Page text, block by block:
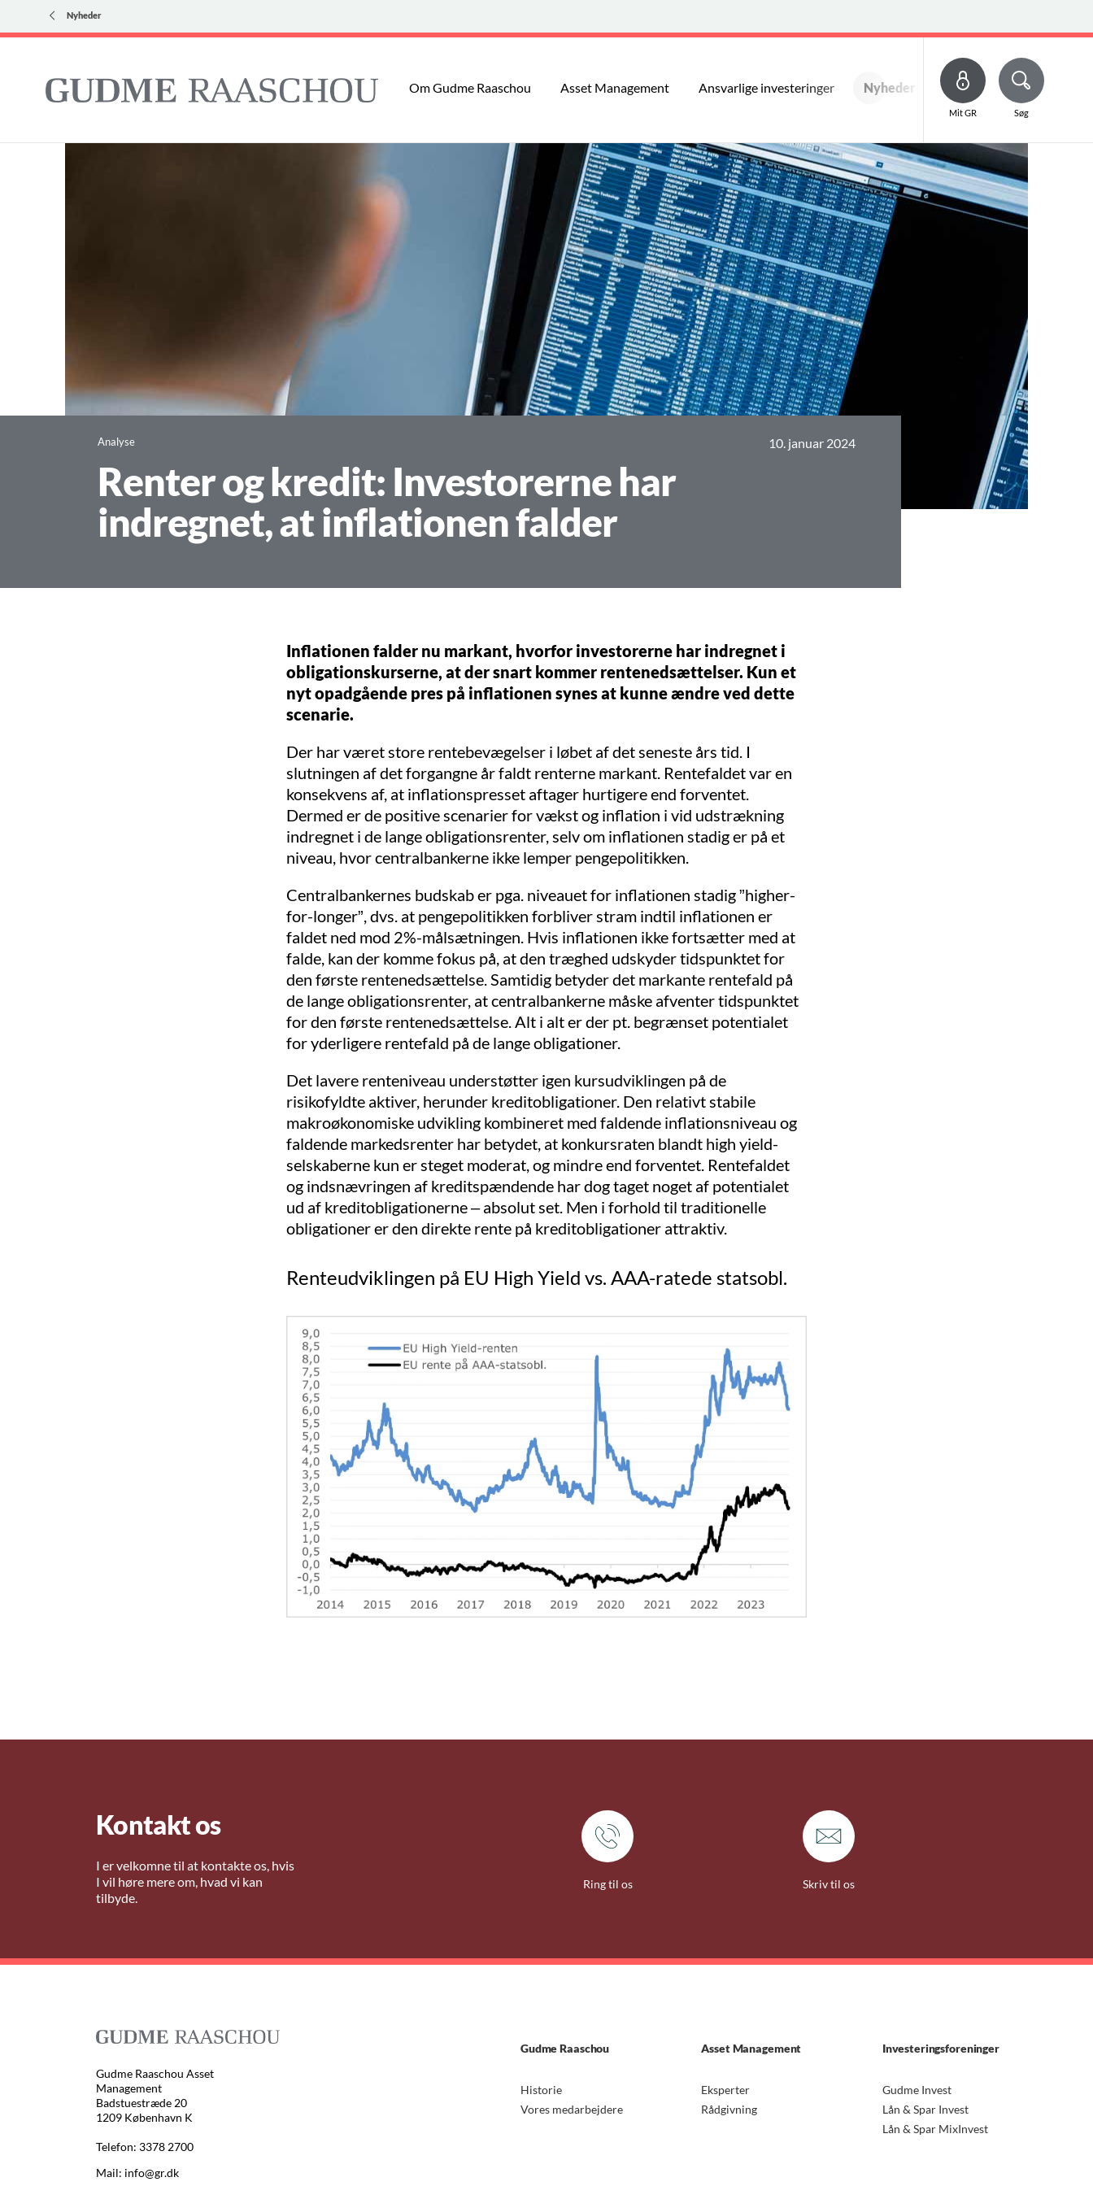
Nyheder
Om Gudme Raaschou Asset Management Ansvarlige investeringer Nyheder Kontakt os
Mit GR Søg
Analyse
Renter og kredit: Investorerne har
indregnet, at inflationen falder
10. januar 2024
Inflationen falder nu markant, hvorfor investorerne har indregnet i
obligationskurserne, at der snart kommer rentenedsættelser. Kun et
nyt opadgående pres på inflationen synes at kunne ændre ved dette
scenarie.
Der har været store rentebevægelser i løbet af det seneste års tid. I
slutningen af det forgangne år faldt renterne markant. Rentefaldet var en
konsekvens af, at inflationspresset aftager hurtigere end forventet.
Dermed er de positive scenarier for vækst og inflation i vid udstrækning
indregnet i de lange obligationsrenter, selv om inflationen stadig er på et
niveau, hvor centralbankerne ikke lemper pengepolitikken.
Centralbankernes budskab er pga. niveauet for inflationen stadig ”higher-
for-longer”, dvs. at pengepolitikken forbliver stram indtil inflationen er
faldet ned mod 2%-målsætningen. Hvis inflationen ikke fortsætter med at
falde, kan der komme fokus på, at den træghed udskyder tidspunktet for
den første rentenedsættelse. Samtidig betyder det markante rentefald på
de lange obligationsrenter, at centralbankerne måske afventer tidspunktet
for den første rentenedsættelse. Alt i alt er der pt. begrænset potentialet
for yderligere rentefald på de lange obligationer.
Det lavere renteniveau understøtter igen kursudviklingen på de
risikofyldte aktiver, herunder kreditobligationer. Den relativt stabile
makroøkonomiske udvikling kombineret med faldende inflationsniveau og
faldende markedsrenter har betydet, at konkursraten blandt high yield-
selskaberne kun er steget moderat, og mindre end forventet. Rentefaldet
og indsnævringen af kreditspændende har dog taget noget af potentialet
ud af kreditobligationerne – absolut set. Men i forhold til traditionelle
obligationer er den direkte rente på kreditobligationer attraktiv.
Renteudviklingen på EU High Yield vs. AAA-ratede statsobl.
Kontakt os
I er velkomne til at kontakte os, hvis
I vil høre mere om, hvad vi kan
tilbyde.
Ring til os Skriv til os
Gudme Raaschou
Historie
Vores medarbejdere
Asset Management
Eksperter
Rådgivning
Investeringsforeninger
Gudme Invest
Lån & Spar Invest
Lån & Spar MixInvest
Gudme Raaschou Asset
Management
Badstuestræde 20
1209 København K
Telefon: 3378 2700
Mail: info@gr.dk